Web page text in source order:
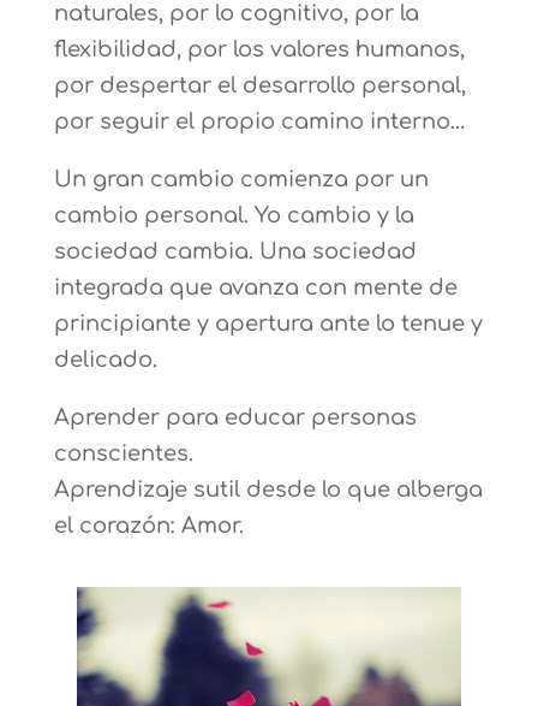
naturales, por lo cognitivo, por la
flexibilidad, por los valores humanos,
por despertar el desarrollo personal,
por seguir el propio camino interno…
Un gran cambio comienza por un
cambio personal. Yo cambio y la
sociedad cambia. Una sociedad
integrada que avanza con mente de
principiante y apertura ante lo tenue y
delicado.
Aprender para educar personas
conscientes.
Aprendizaje sutil desde lo que alberga
el corazón: Amor.